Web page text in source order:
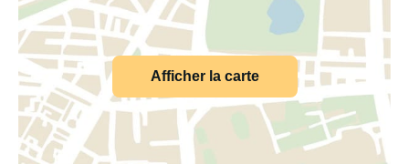
Afficher la carte